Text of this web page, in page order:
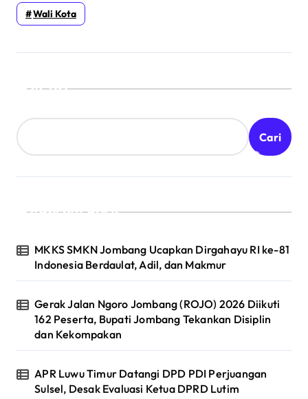
Wali Kota
Cari
Cari
Recent Posts
MKKS SMKN Jombang Ucapkan Dirgahayu RI ke-81
Indonesia Berdaulat, Adil, dan Makmur
Gerak Jalan Ngoro Jombang (ROJO) 2026 Diikuti
162 Peserta, Bupati Jombang Tekankan Disiplin
dan Kekompakan
APR Luwu Timur Datangi DPD PDI Perjuangan
Sulsel, Desak Evaluasi Ketua DPRD Lutim